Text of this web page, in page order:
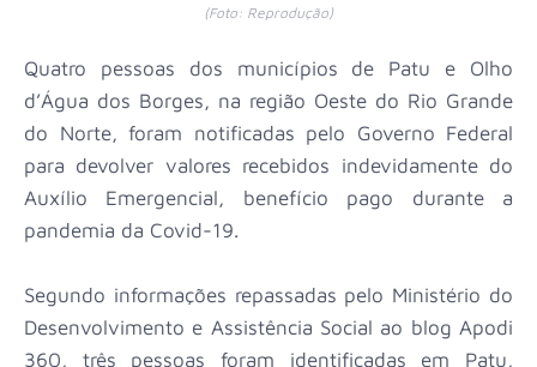
(Foto: Reprodução)
Quatro pessoas dos municípios de Patu e Olho
d’Água dos Borges, na região Oeste do Rio Grande
do Norte, foram notificadas pelo Governo Federal
para devolver valores recebidos indevidamente do
Auxílio Emergencial, benefício pago durante a
pandemia da Covid-19.
Segundo informações repassadas pelo Ministério do
Desenvolvimento e Assistência Social ao blog Apodi
360, três pessoas foram identificadas em Patu,